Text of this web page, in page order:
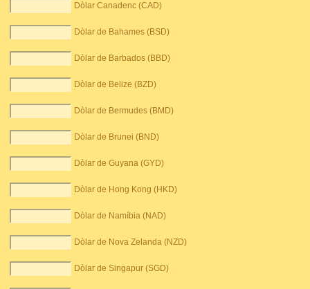
Dòlar Canadenc (CAD)
Dòlar de Bahames (BSD)
Dòlar de Barbados (BBD)
Dòlar de Belize (BZD)
Dòlar de Bermudes (BMD)
Dòlar de Brunei (BND)
Dòlar de Guyana (GYD)
Dòlar de Hong Kong (HKD)
Dòlar de Namíbia (NAD)
Dòlar de Nova Zelanda (NZD)
Dòlar de Singapur (SGD)